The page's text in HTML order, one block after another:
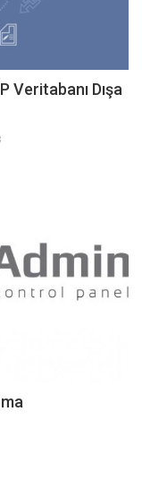
Veritabanı Dışa